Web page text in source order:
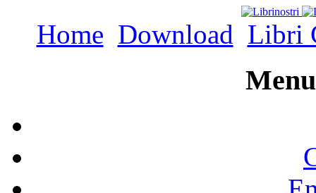
Home Download Libri